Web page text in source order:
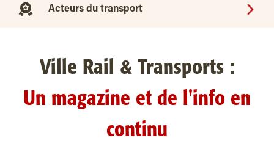
Acteurs du transport
Ville Rail & Transports :
Un magazine et de l'info en
continu